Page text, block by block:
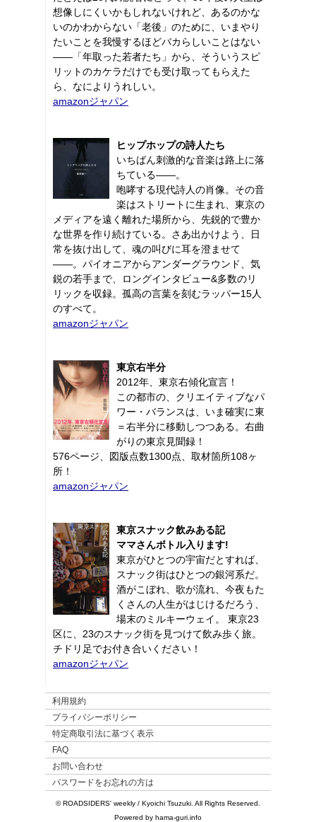
想像しにくいかもしれないけれど、あるのかな
いのかわからない「老後」のために、いまやり
たいことを我慢するほどバカらしいことはない
――「年取った若者たち」から、そういうスピ
リットのカケラだけでも受け取ってもらえた
ら、なによりうれしい。
amazonジャパン
ヒップホップの詩人たち
いちばん刺激的な音楽は路上に落
ちている――。
咆哮する現代詩人の肖像。その音
楽はストリートに生まれ、東京の
メディアを遠く離れた場所から、先鋭的で豊か
な世界を作り続けている。さあ出かけよう、日
常を抜け出して、魂の叫びに耳を澄ませて
――。パイオニアからアンダーグラウンド、気
鋭の若手まで、ロングインタビュー&多数のリ
リックを収録。孤高の言葉を刻むラッパー15人
のすべて。
amazonジャパン
東京右半分
2012年、東京右傾化宣言！
この都市の、クリエイティブなパ
ワー・バランスは、いま確実に東
＝右半分に移動しつつある。右曲
がりの東京見聞録！
576ページ、図版点数1300点、取材箇所108ヶ
所！
amazonジャパン
東京スナック飲みある記
ママさんボトル入ります!
東京がひとつの宇宙だとすれば、
スナック街はひとつの銀河系だ。
酒がこぼれ、歌が流れ、今夜もた
くさんの人生がはじけるだろう、
場末のミルキーウェイ。 東京23
区に、23のスナック街を見つけて飲み歩く旅。
チドリ足でお付き合いください！
amazonジャパン
利用規約
プライバシーポリシー
特定商取引法に基づく表示
FAQ
お問い合わせ
パスワードをお忘れの方は
© ROADSIDERS' weekly / Kyoichi Tsuzuki. All Rights Reserved.
Powered by hama-guri.info